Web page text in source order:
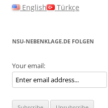
English Türkçe
NSU-NEBENKLAGE.DE FOLGEN
Your email: